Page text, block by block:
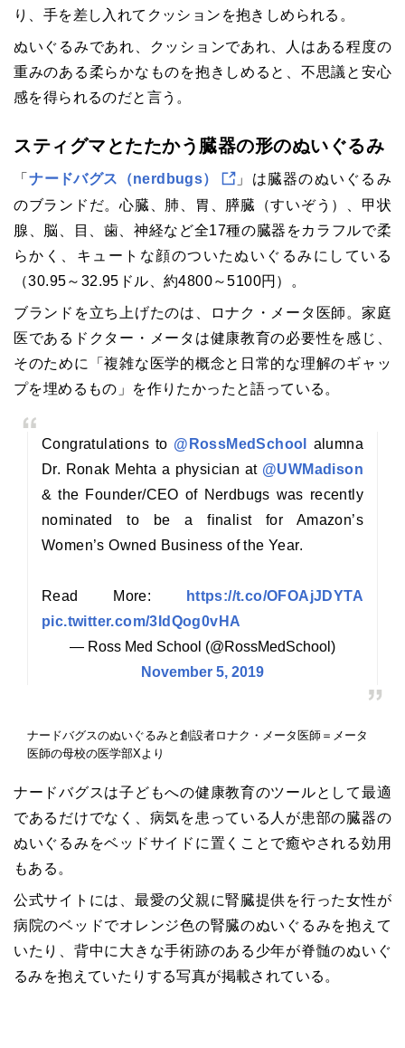
り、手を差し入れてクッションを抱きしめられる。
ぬいぐるみであれ、クッションであれ、人はある程度の
重みのある柔らかなものを抱きしめると、不思議と安心
感を得られるのだと言う。
スティグマとたたかう臓器の形のぬいぐるみ
「ナードバグス（nerdbugs）
」は臓器のぬいぐるみ
のブランドだ。心臓、肺、胃、膵臓（すいぞう）、甲状
腺、脳、目、歯、神経など全17種の臓器をカラフルで柔
らかく、キュートな顔のついたぬいぐるみにしている
（30.95～32.95ドル、約4800～5100円）。
ブランドを立ち上げたのは、ロナク・メータ医師。家庭
医であるドクター・メータは健康教育の必要性を感じ、
そのために「複雑な医学的概念と日常的な理解のギャッ
プを埋めるもの」を作りたかったと語っている。
Congratulations to @RossMedSchool
alumna
Dr. Ronak Mehta a physician at @UWMadison
& the Founder/CEO of Nerdbugs was recently
nominated to be a finalist for Amazon’s
Women’s Owned Business of the Year.
Read More:
https://t.co/OFOAjJDYTA
pic.twitter.com/3IdQog0vHA
— Ross Med School (@RossMedSchool)
November 5, 2019
ナードバグスのぬいぐるみと創設者ロナク・メータ医師＝メータ
医師の母校の医学部Xより
ナードバグスは子どもへの健康教育のツールとして最適
であるだけでなく、病気を患っている人が患部の臓器の
ぬいぐるみをベッドサイドに置くことで癒やされる効用
もある。
公式サイトには、最愛の父親に腎臓提供を行った女性が
病院のベッドでオレンジ色の腎臓のぬいぐるみを抱えて
いたり、背中に大きな手術跡のある少年が脊髄のぬいぐ
るみを抱えていたりする写真が掲載されている。